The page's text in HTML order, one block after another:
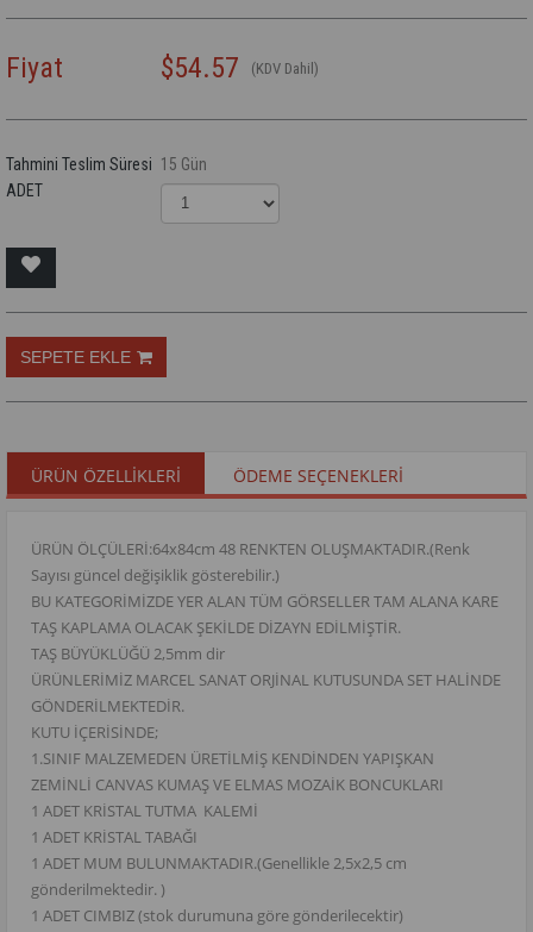
Fiyat $54.57 (KDV Dahil)
Tahmini Teslim Süresi 15 Gün
ADET
ÜRÜN ÖZELLIKLERI ÖDEME SEÇENEKLERI
ÜRÜN ÖLÇÜLERİ:64x84cm 48 RENKTEN OLUŞMAKTADIR.(Renk
Sayısı güncel değişiklik gösterebilir.)
BU KATEGORİMİZDE YER ALAN TÜM GÖRSELLER TAM ALANA KARE
TAŞ KAPLAMA OLACAK ŞEKİLDE DİZAYN EDİLMİŞTİR.
TAŞ BÜYÜKLÜĞÜ 2,5mm dir
ÜRÜNLERİMİZ MARCEL SANAT ORJİNAL KUTUSUNDA SET HALİNDE
GÖNDERİLMEKTEDİR.
KUTU İÇERİSİNDE;
1.SINIF MALZEMEDEN ÜRETİLMİŞ KENDİNDEN YAPIŞKAN
ZEMİNLİ CANVAS KUMAŞ VE ELMAS MOZAİK BONCUKLARI
1 ADET KRİSTAL TUTMA KALEMİ
1 ADET KRİSTAL TABAĞI
1 ADET MUM BULUNMAKTADIR.(Genellikle 2,5x2,5 cm
gönderilmektedir. )
1 ADET CIMBIZ (stok durumuna göre gönderilecektir)